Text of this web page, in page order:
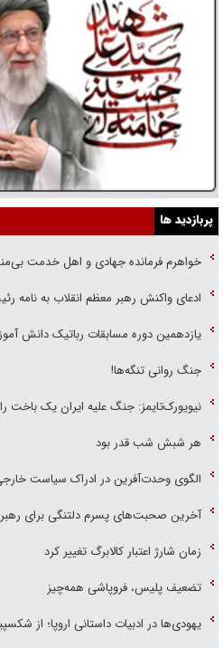
پربازدید ها
خواهرم فرمانده جهادی و اهل خدمت
ادعای واکنش رهبر معظم انقلاب به
یازدهمین دوره مسابقات رباتیک دانش
جنگ روانی تنگه‌ها!
نیویورک‌تایمز: جنگ علیه ایران یک باخت
هر شبش شب قدر بود
الگوی وحدت‌آفرین در ادراک سیاست
آخرین صحبت‌های پسرم دلتنگی برای
زمان شارژ اعتبار کالابرگ تغییر کرد
تضعیف پلیس، فروپاشی همه‌چیز
یهودی‌ها در ادبیات داستانی اروپا؛ از